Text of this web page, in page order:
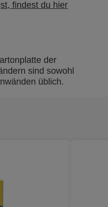
findest du hier
der
sind sowohl
üblich.